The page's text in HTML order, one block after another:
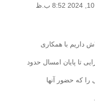
داریم با همکاری
تا پایان امسال حدود
را که حضور آنها